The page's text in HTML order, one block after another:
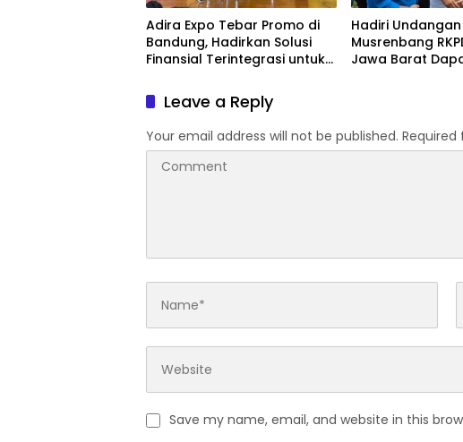
Adira Expo Tebar Promo di
Bandung, Hadirkan Solusi
Finansial Terintegrasi untuk
Hadiri Undangan
Musrenbang
Jawa Barat
Leave a Reply
Your email address will not be published. Required
Save my name, email, and website in this